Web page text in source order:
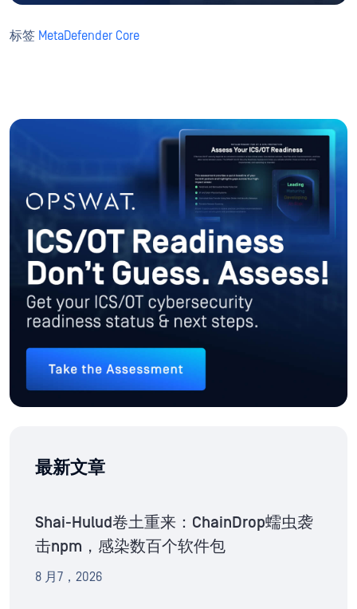
标签 MetaDefender Core
最新文章
Shai-Hulud卷土重来：ChainDrop蠕虫袭
击npm，感染数百个软件包
8 月7，2026